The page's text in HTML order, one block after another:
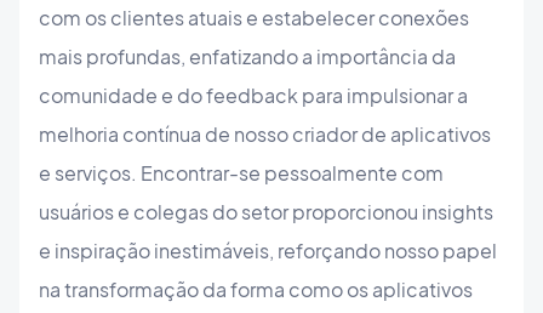
com os clientes atuais e estabelecer conexões
mais profundas, enfatizando a importância da
comunidade e do feedback para impulsionar a
melhoria contínua de nosso criador de aplicativos
e serviços. Encontrar-se pessoalmente com
usuários e colegas do setor proporcionou insights
e inspiração inestimáveis, reforçando nosso papel
na transformação da forma como os aplicativos